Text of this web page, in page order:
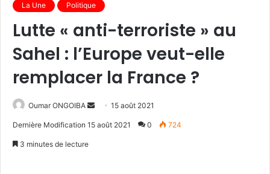
La Une Politique
Lutte « anti-terroriste » au
Sahel : l’Europe veut-elle
remplacer la France ?
Oumar ONGOIBA
Send15 août 2021
Dernière Modification 15 août 2021 0 724
3 minutes de lecture